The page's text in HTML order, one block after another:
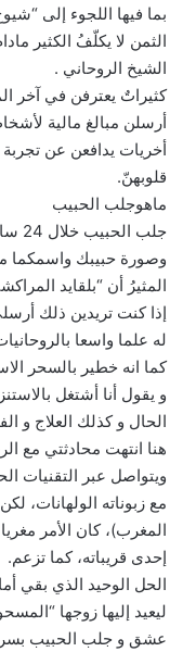
بما فيها اللجوء إلى
الثمن لا يكلّفُ الكثير
الشيخ الروحاني .
كثيراتٌ يعترفن في آخر
أرسلن مبالغ مالية
أخريات يدافعن عن
قلوبهنّ.
ماهوجلب الحبيب
وصورة حبيبك واسمكما
إذا كنت تريدين ذلك
له علما واسعا
كما انه خطير بالسحر
و يقول أنا أشتغل
الحال و كذلك العلاج و
هنا انتهت محادثتي مع
ويتواصل عبر التقنيات
مع زبوناته الولهانات،
المغرب)، كان الأمر
إحدى قريباته، كما تزعم.
الحل الوحيد الذي بقي
ليعيد إليها زوجها
عشق و جلب الحبيب